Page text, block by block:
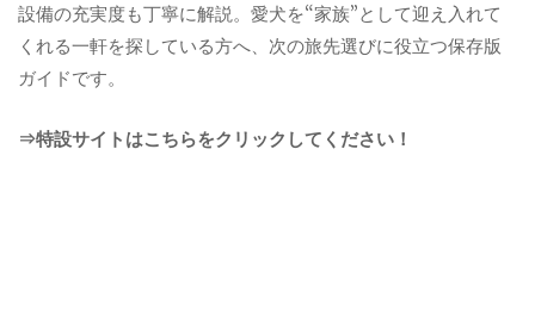
設備の充実度も丁寧に解説。愛犬を“家族”として迎え入れて
くれる一軒を探している方へ、次の旅先選びに役立つ保存版
ガイドです。
⇒特設サイトはこちらをクリックしてください！